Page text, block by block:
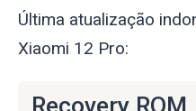
Última atualização
Xiaomi 12 Pro:
Recovery ROM